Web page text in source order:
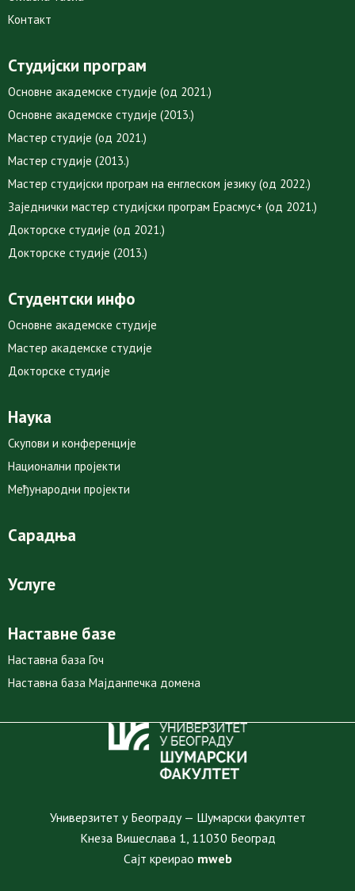
Контакт
Студијски програм
Основне академске студије (од 2021.)
Основне академске студије (2013.)
Мастер студије (од 2021.)
Мастер студије (2013.)
Мастер студијски програм на енглеском језику (од 2022.)
Заједнички мастер студијски програм Ерасмус+ (од 2021.)
Докторске студије (од 2021.)
Докторске студије (2013.)
Студентски инфо
Основне академске студије
Мастер академске студије
Докторске студије
Наука
Скупови и конференције
Национални пројекти
Међународни пројекти
Сарадња
Услуге
Наставне базе
Наставна база Гоч
Наставна база Мајданпечка домена
Универзитет у Београду — Шумарски факултет
Кнеза Вишеслава 1, 11030 Београд
Сајт креирао mweb